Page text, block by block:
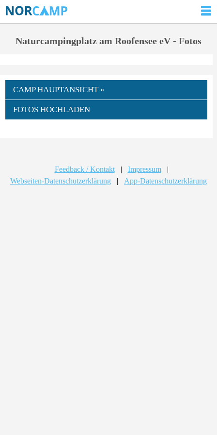
Naturcampingplatz am Roofensee eV - Fotos
CAMP HAUPTANSICHT »
FOTOS HOCHLADEN
Feedback / Kontakt | Impressum
|
Webseiten-Datenschutzerklärung
| App-Datenschutzerklärung